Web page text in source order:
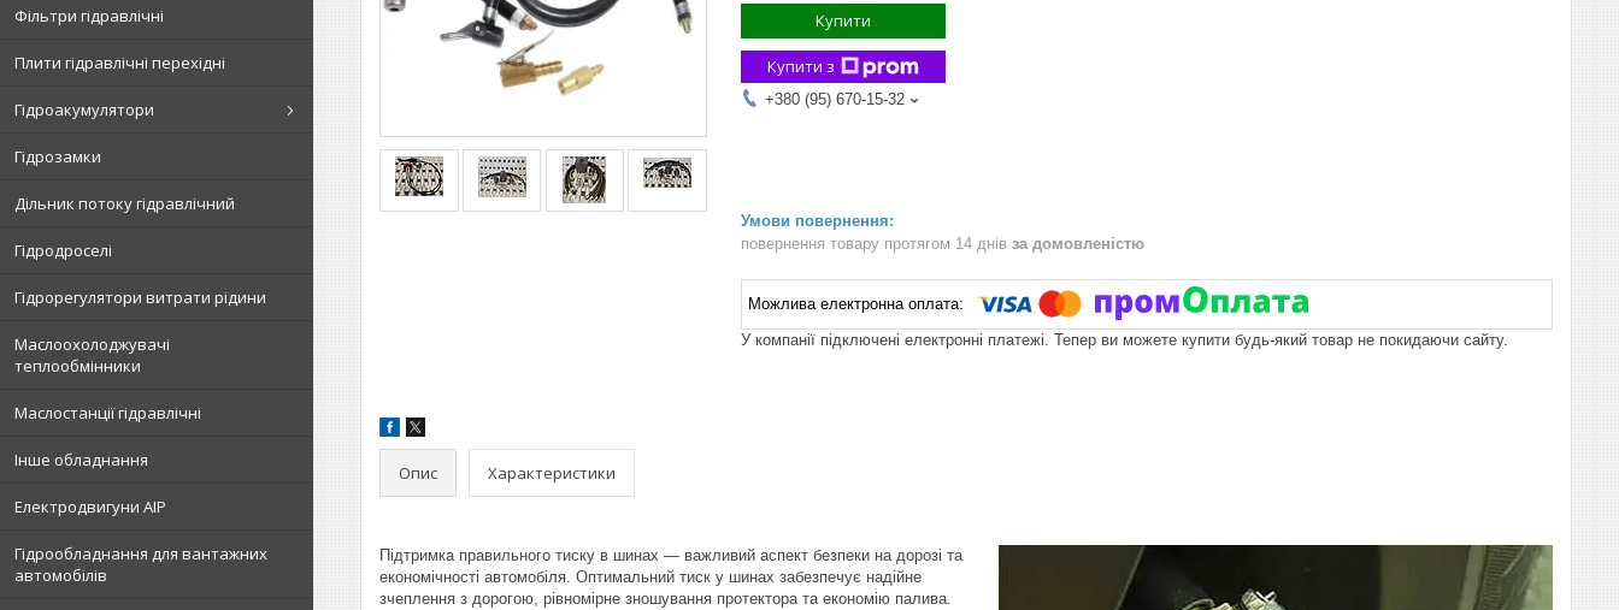
Фільтри гідравлічні
Плити гідравлічні перехідні
Гідроакумулятори
Гідрозамки
Дільник потоку гідравлічний
Гідродроселі
Гідрорегулятори витрати рідини
Маслоохолоджувачі
теплообмінники
Маслостанції гідравлічні
Інше обладнання
Електродвигуни АІР
Гідрообладнання для вантажних
автомобілів
Купити
Купити з
+380 (95) 670-15-32
повернення товару протягом 14 днів за домовленістю
У компанії підключені електронні платежі. Тепер ви можете купити будь-який товар не покидаючи сайту.
Опис Характеристики
Підтримка правильного тиску в шинах — важливий аспект безпеки на дорозі та
економічності автомобіля. Оптимальний тиск у шинах забезпечує надійне
зчеплення з дорогою, рівномірне зношування протектора та економію палива.